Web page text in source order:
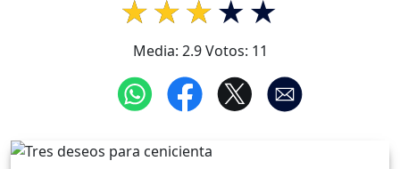
Media: 2.9Votos: 11